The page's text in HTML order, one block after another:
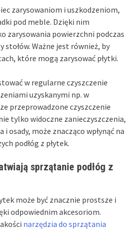
zarysowaniom i uszkodzeniom,
pod meble. Dzięki nim
zarysowania powierzchni podczas
stołów. Ważne jest również, by
które mogą zarysować płytki.
w regularne czyszczenie
uzyskanymi np. w
przeprowadzone czyszczenie
tylko widoczne zanieczyszczenia,
osady, może znacząco wpłynąć na
podłóg z płytek.
sprzątanie podłóg z
może być znacznie prostsze i
odpowiednim akcesoriom.
narzędzia do sprzątania